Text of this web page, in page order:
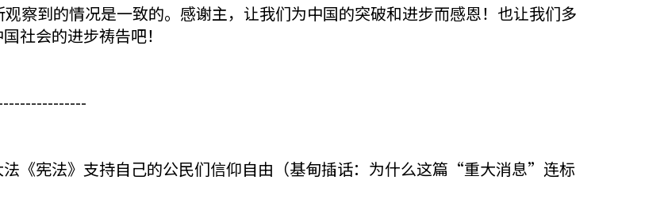
察到的情况是一致的。感谢主，让我们为中国的突破和进步而感恩！也让我们多
社会的进步祷告吧！
《宪法》支持自己的公民们信仰自由（基甸插话：为什么这篇“重大消息”连标